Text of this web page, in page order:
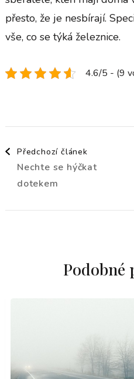
přesto, že je nesbírají.
vše, co se týká železnice.
4.6/5 - (9
Navigace
příspěvku
Předchozí článek
Nechte se hýčkat
dotekem
Podobné